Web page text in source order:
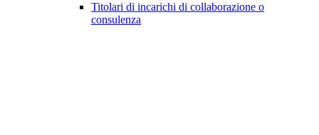
Titolari di incarichi di collaborazione o
consulenza